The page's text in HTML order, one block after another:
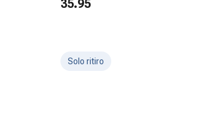
fieno
35.95
Solo ritiro